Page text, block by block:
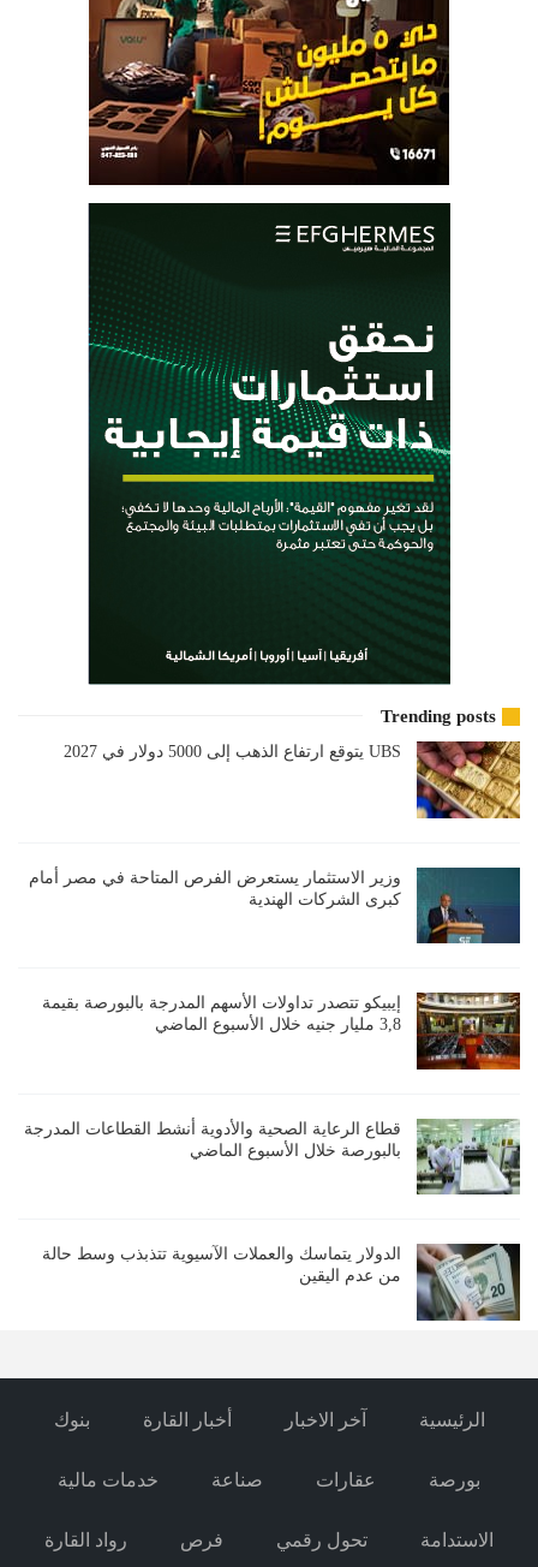
Trending posts
UBS يتوقع ارتفاع الذهب إلى 5000 دولار في 2027
وزير الاستثمار يستعرض الفرص المتاحة في مصر أمام
كبرى الشركات الهندية
إيبيكو تتصدر تداولات الأسهم المدرجة بالبورصة بقيمة
3,8 مليار جنيه خلال الأسبوع الماضي
قطاع الرعاية الصحية والأدوية أنشط القطاعات المدرجة
بالبورصة خلال الأسبوع الماضي
الدولار يتماسك والعملات الآسيوية تتذبذب وسط حالة
من عدم اليقين
الرئيسية آخر الاخبار أخبار القارة بنوك
بورصة عقارات صناعة خدمات مالية
الاستدامة تحول رقمي فرص رواد القارة